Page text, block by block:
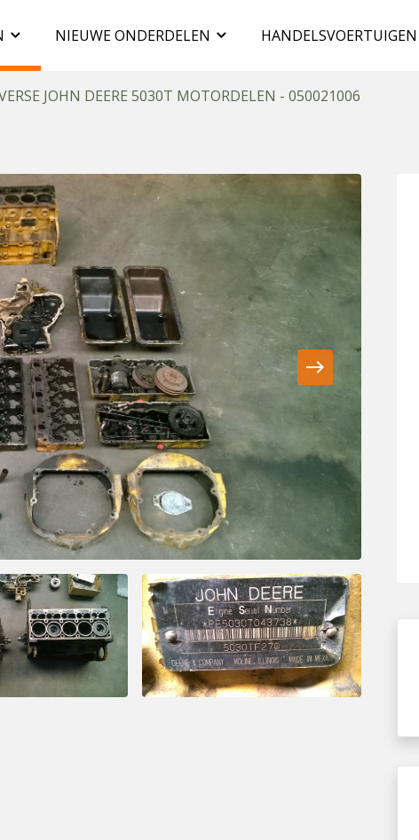
NIEUWE ONDERDELEN HANDELSVOERTUIGEN
JOHN DEERE 5030T MOTORDELEN - 050021006
east